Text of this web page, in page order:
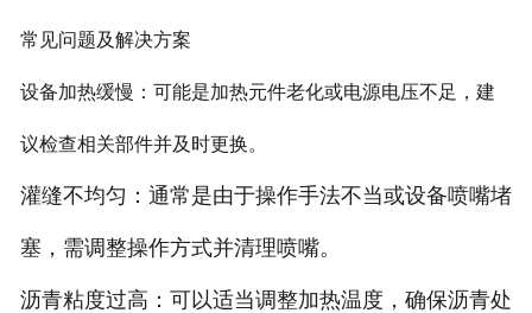
常见问题及解决方案
设备加热缓慢：可能是加热元件老化或电源电压不足，建
议检查相关部件并及时更换。
灌缝不均匀：通常是由于操作手法不当或设备喷嘴堵
塞，需调整操作方式并清理喷嘴。
沥青粘度过高：可以适当调整加热温度，确保沥青处